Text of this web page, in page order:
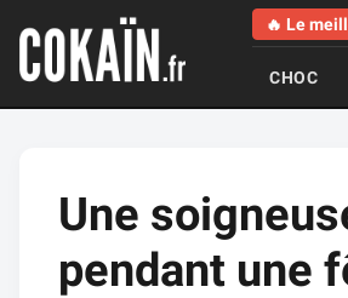
🔥 Le
CHOC
Une
pendant une